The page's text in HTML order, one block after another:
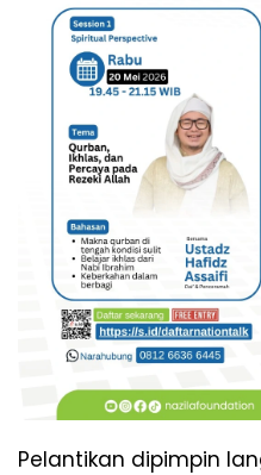
Pelantikan dipimpin